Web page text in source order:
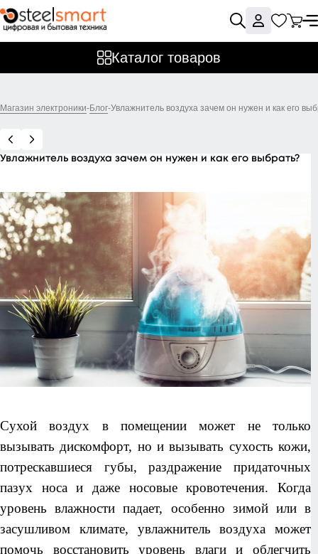
Каталог товаров
Магазин электроники-Блог-Увлажнитель воздуха зачем он нужен и как его
Увлажнитель воздуха зачем он нужен и как его выбрать?
Сухой воздух в помещении может не только
вызывать дискомфорт, но и вызывать сухость кожи,
потрескавшиеся губы, раздражение придаточных
пазух носа и даже носовые кровотечения. Когда
уровень влажности падает, особенно зимой или в
засушливом климате, увлажнитель воздуха может
помочь восстановить уровень влаги и облегчить